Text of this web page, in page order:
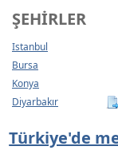
ŞEHIRLER
Istanbul
Bursa
Konya
Diyarbakır
Türkiye'de